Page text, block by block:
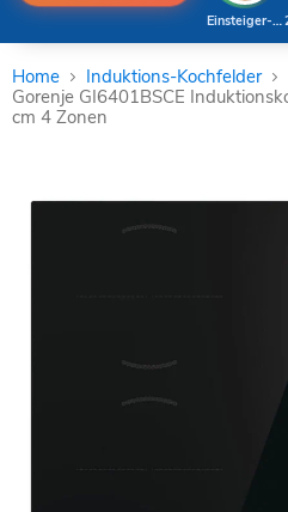
Einsteiger-
Home
Induktions-Kochfelder
Gorenje GI6401BSCE
cm 4 Zonen